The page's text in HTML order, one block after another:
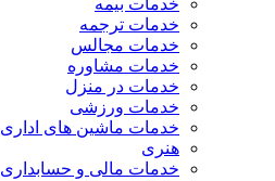
خدمات بیمه
خدمات ترجمه
خدمات مجالس
خدمات مشاوره
خدمات در منزل
خدمات ورزشی
خدمات ماشین های اداری
هنری
خدمات مالی و حسابداری